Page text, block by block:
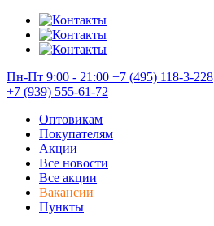
Пн-Пт 9:00 - 21:00 +7 (495) 118-3-228
+7 (939) 555-61-72
Оптовикам
Покупателям
Акции
Все новости
Все акции
Вакансии
Пункты